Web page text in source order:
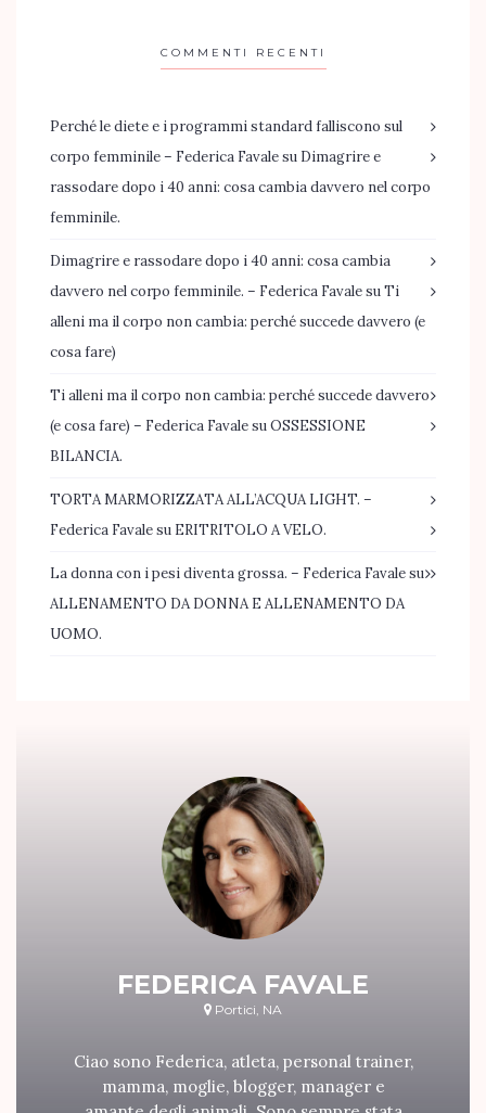
COMMENTI RECENTI
Perché le diete e i programmi standard falliscono sul
corpo femminile – Federica Favalesu Dimagrire e
rassodare dopo i 40 anni: cosa cambia davvero nel corpo
femminile.
Dimagrire e rassodare dopo i 40 anni: cosa cambia
davvero nel corpo femminile. – Federica FavalesuTi
alleni ma il corpo non cambia: perché succede davvero (e
cosa fare)
Ti alleni ma il corpo non cambia: perché succede davvero
(e cosa fare) – Federica FavalesuOSSESSIONE
BILANCIA.
TORTA MARMORIZZATA ALL’ACQUA LIGHT. –
Federica Favalesu ERITRITOLO A VELO.
La donna con i pesi diventa grossa. – Federica Favalesu
ALLENAMENTO DA DONNA E ALLENAMENTO DA
UOMO.
FEDERICA FAVALE
Portici, NA
Ciao sono Federica, atleta, personal trainer,
mamma, moglie, blogger, manager e